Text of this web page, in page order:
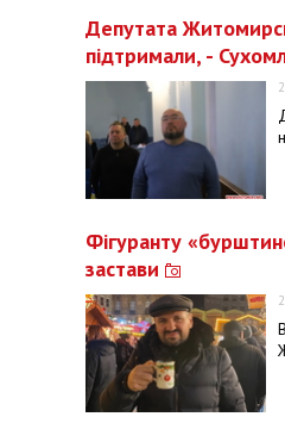
Депутата
підтримали, -
Фігуранту
застави